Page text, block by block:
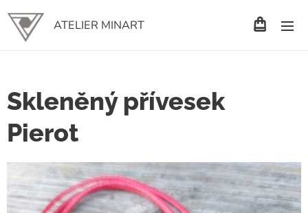
ATELIER MINART
Skleněný přívesek
Pierot